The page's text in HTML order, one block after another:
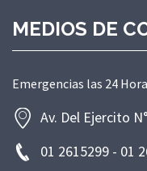
MEDIOS DE
Emergencias las 24
Av. Del Ejercito
01 2615299 - 01